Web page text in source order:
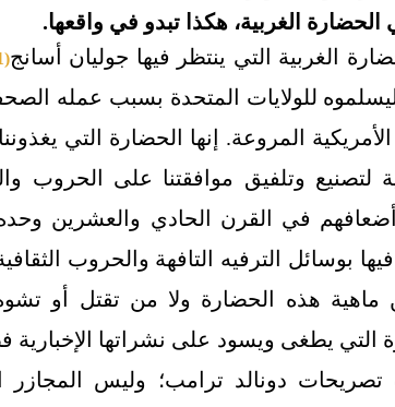
الغربية، هكذا تبدو في واقعها.
الغربية التي ينتظر فيها جوليان أسانج(1)
للولايات المتحدة بسبب عمله
المروعة. إنها الحضارة التي
لتصنيع وتلفيق موافقتنا على الحروب
في القرن الحادي والعشرين
فيها بوسائل الترفيه التافهة والحروب
ماهية هذه الحضارة ولا من تقتل أو
التي يطغى ويسود على نشراتها الإخبارية
دونالد ترامب؛ وليس المجازر